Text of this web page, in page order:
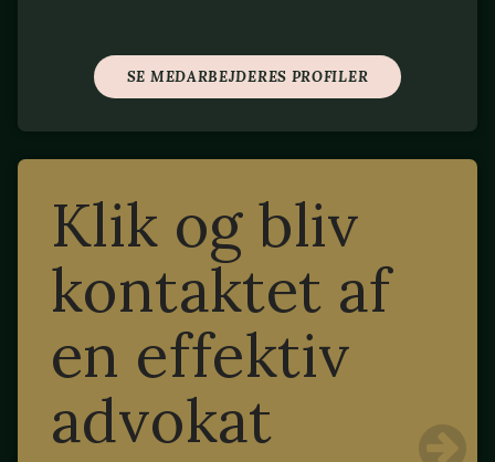
SE MEDARBEJDERES PROFILER
Klik og bliv
kontaktet af
en effektiv
advokat